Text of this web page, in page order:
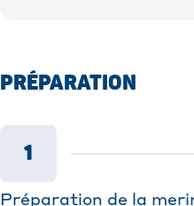
PRÉPARATION
1
Préparation de la